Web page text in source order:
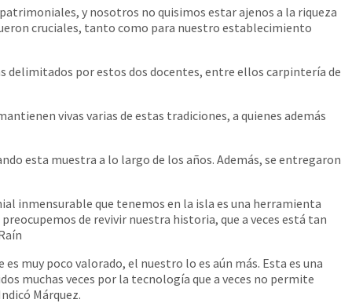
y nosotros no quisimos estar ajenos a la riqueza
cruciales, tanto como para nuestro establecimiento
delimitados por estos dos docentes, entre ellos carpintería de
vivas varias de estas tradiciones, a quienes además
esta muestra a lo largo de los años. Además, se entregaron
inmensurable que tenemos en la isla es una herramienta
de revivir nuestra historia, que a veces está tan
muy poco valorado, el nuestro lo es aún más. Esta es una
muchas veces por la tecnología que a veces no permite
Márquez.